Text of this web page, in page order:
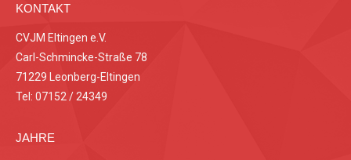
KONTAKT
CVJM Eltingen e.V.
Carl-Schmincke-Straße 78
71229 Leonberg-Eltingen
Tel: 07152 / 24349
JAHRE